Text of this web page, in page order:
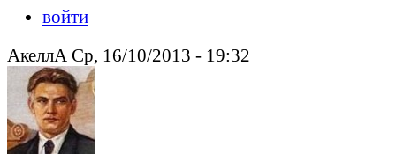
войти
АкеллА Ср, 16/10/2013 - 19:32